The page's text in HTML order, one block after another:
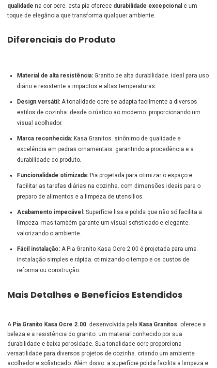
qualidade na cor ocre. esta pia oferece durabilidade excepcional e um
toque de elegância que transforma qualquer ambiente.
Diferenciais do Produto
Material de alta resistência: Granito de alta durabilidade. ideal para uso
diário e resistente a impactos e altas temperaturas.
Design versátil: A tonalidade ocre se adapta facilmente a diversos
estilos de cozinha. desde o rústico ao moderno. proporcionando um
visual acolhedor.
Marca reconhecida: Kasa Granitos. sinônimo de qualidade e
excelência em pedras ornamentais. garantindo a procedência e a
durabilidade do produto.
Funcionalidade otimizada: Pia projetada para otimizar o espaço e
facilitar as tarefas diárias na cozinha. com dimensões ideais para o
preparo de alimentos e a limpeza de utensílios.
Acabamento impecável: Superfície lisa e polida que não só facilita a
limpeza. mas também garante um visual sofisticado e elegante.
valorizando o ambiente.
Fácil instalação: A Pia Granito Kasa Ocre 2.00 é projetada para uma
instalação simples e rápida. otimizando o tempo e os custos de
reforma ou construção.
Mais Detalhes e Benefícios Estendidos
A Pia Granito Kasa Ocre 2.00. desenvolvida pela Kasa Granitos. oferece a
beleza e a resistência do granito. um material conhecido por sua
durabilidade e baixa porosidade. Sua tonalidade ocre proporciona
versatilidade para diversos projetos de cozinha. criando um ambiente
acolhedor e sofisticado. Além disso. a superfície polida facilita a limpeza e